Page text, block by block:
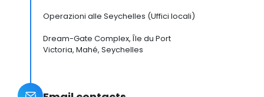
Operazioni alle Seychelles (Uffici locali)
Dream-Gate Complex, Île du Port
Victoria, Mahé, Seychelles